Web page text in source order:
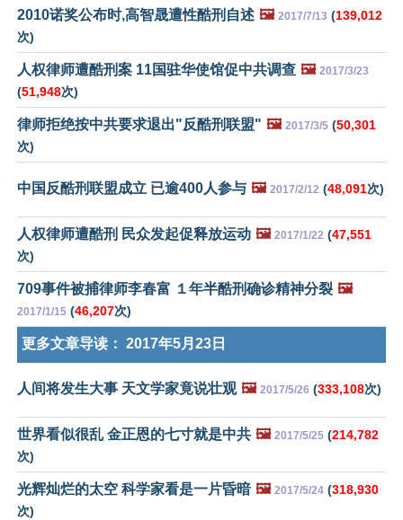
2010诺奖公布时,高智晟遭性酷刑自述 🖼️ 2017/7/13 (139,012
次)
人权律师遭酷刑案 11国驻华使馆促中共调查 🖼️ 2017/3/23
(51,948次)
律师拒绝按中共要求退出"反酷刑联盟" 🖼️ 2017/3/5 (50,301
次)
中国反酷刑联盟成立 已逾400人参与 🖼️ 2017/2/12 (48,091次)
人权律师遭酷刑 民众发起促释放运动 🖼️ 2017/1/22 (47,551
次)
709事件被捕律师李春富 １年半酷刑确诊精神分裂 🖼️
2017/1/15 (46,207次)
更多文章导读： 2017年5月23日
人间将发生大事 天文学家竟说壮观 🖼️ 2017/5/26 (333,108次)
世界看似很乱 金正恩的七寸就是中共 🖼️ 2017/5/25 (214,782
次)
光辉灿烂的太空 科学家看是一片昏暗 🖼️ 2017/5/24 (318,930
次)